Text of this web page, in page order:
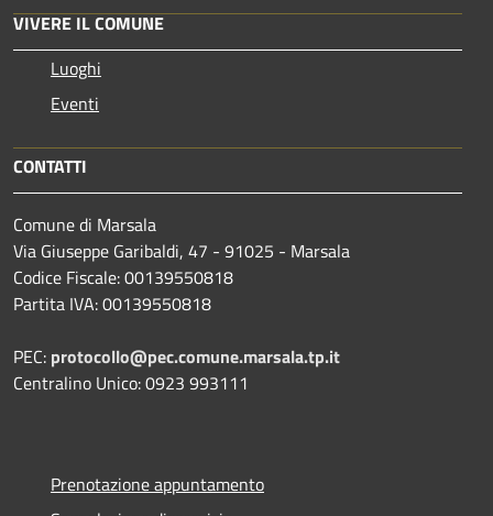
VIVERE IL COMUNE
Luoghi
Eventi
CONTATTI
Comune di Marsala
Via Giuseppe Garibaldi, 47 - 91025 - Marsala
Codice Fiscale: 00139550818
Partita IVA: 00139550818
PEC: protocollo@pec.comune.marsala.tp.it
Centralino Unico: 0923 993111
Prenotazione appuntamento